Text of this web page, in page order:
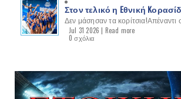
Στον τελικό η Eθνική
Δεν μάσησαν τα κορίτσια!Απέναντι
Jul 31 2026 | Read more
0 σχόλια